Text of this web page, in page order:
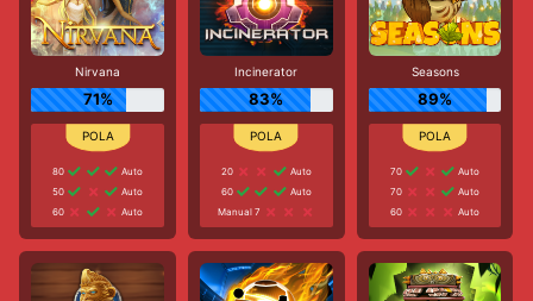
Nirvana
71%
80
Auto
50
Auto
60
Auto
Incinerator
83%
20
Auto
60
Auto
Manual 7
Seasons
89%
70
Auto
70
Auto
60
Auto